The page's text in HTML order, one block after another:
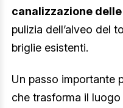
canalizzazione
pulizia dell’alveo del
briglie esistenti.
Un passo importante
che trasforma il